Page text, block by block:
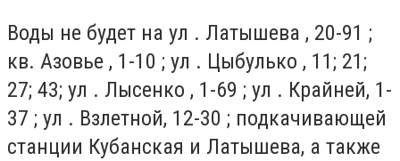
Воды не будет на ул . Латышева , 20-91 ;
кв. Азовье , 1-10 ; ул . Цыбулько , 11; 21;
27; 43; ул . Лысенко , 1-69 ; ул . Крайней, 1-
37 ; ул . Взлетной, 12-30 ; подкачивающей
станции Кубанская и Латышева, а также